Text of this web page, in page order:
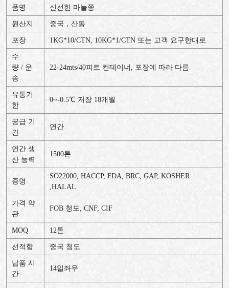
품명 신선한 마늘쫑
원산지 중국，산동
포장 1KG*10/CTN, 10KG*1/CTN 또는 고객 요구한대로
수
량 / 운
송
22-24mts/40피트 컨테이너, 포장에 따라 다름
유통기
한
0~-0.5℃ 저장 18개월
공급 기
간
연간
연간 생
산 능력
1500톤
증명
SO22000, HACCP, FDA, BRC, GAP, KOSHER
,HALAL
가격 약
관
FOB 청도, CNF, CIF
MOQ 12톤
선적항 중국 청도
납품 시
간
14일좌우